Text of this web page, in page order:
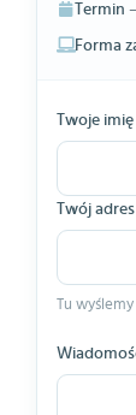
Termin
Forma
Twoje imię
Twój
Tu